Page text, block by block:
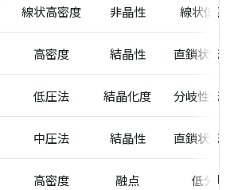
線状高密度 非晶性 線状低密
高密度 結晶性 直鎖状低
低圧法 結晶化度 分岐性低
中圧法 結晶性 直鎖状低
高密度 融点 低分岐